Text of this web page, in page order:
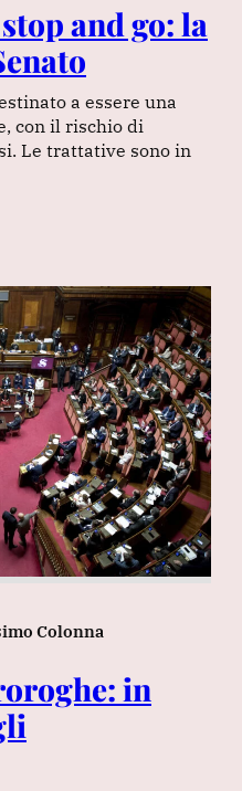
and go: la
a essere una
con il rischio di
Le trattative sono in
Colonna
in